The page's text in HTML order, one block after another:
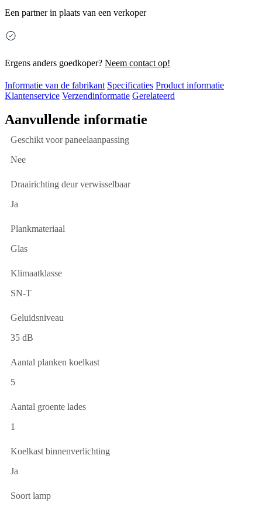
Een partner in plaats van een verkoper
Ergens anders goedkoper? Neem contact op!
Informatie van de fabrikant Specificaties Product informatie
Klantenservice Verzendinformatie Gerelateerd
Aanvullende informatie
Geschikt voor paneelaanpassing
Nee
Draairichting deur verwisselbaar
Ja
Plankmateriaal
Glas
Klimaatklasse
SN-T
Geluidsniveau
35 dB
Aantal planken koelkast
5
Aantal groente lades
1
Koelkast binnenverlichting
Ja
Soort lamp